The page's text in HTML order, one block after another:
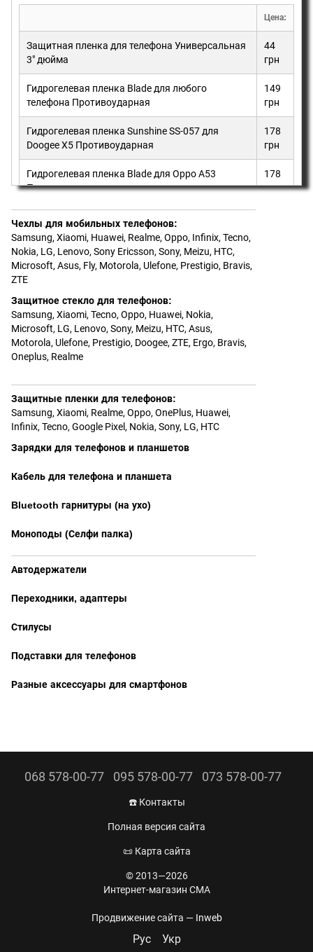
Цена:
Защитная пленка для телефона Универсальная
3" дюйма
44
грн
Гидрогелевая пленка Blade для любого
телефона Противоударная
149
грн
Гидрогелевая пленка Sunshine SS-057 для
Doogee X5 Противоударная
178
грн
Гидрогелевая пленка Blade для Oppo A53
Противоударная
178
грн
Чехлы для мобильных телефонов:
Samsung,Xiaomi, Huawei, Realme,Oppo, Infinix,Tecno,
Nokia, LG, Lenovo,Sony Ericsson, Sony, Meizu, HTC,
Microsoft,Asus, Fly, Motorola, Ulefone, Prestigio, Bravis,
ZTE
Защитное стекло для телефонов:
Samsung,Xiaomi,Tecno,Oppo, Huawei, Nokia,
Microsoft, LG, Lenovo,Sony, Meizu, HTC,Asus,
Motorola, Ulefone, Prestigio, Doogee,ZTE, Ergo, Bravis,
Oneplus, Realme
Защитные пленки для телефонов:
Samsung,Xiaomi, Realme,Oppo,OnePlus, Huawei,
Infinix,Tecno,Google Pixel, Nokia,Sony, LG, HTC
Зарядки для телефонов и планшетов
Кабель для телефона и планшета
Bluetooth гарнитуры (на ухо)
Моноподы (Селфи палка)
Автодержатели
Переходники, адаптеры
Стилусы
Подставки для телефонов
Разные аксессуары для смартфонов
068 578-00-77 095 578-00-77 073 578-00-77
☎️ Контакты
Полная версия сайта
📜 Карта сайта
© 2013—2026
Интернет-магазин CMA
Продвижение сайта — Inweb
Рус Укр